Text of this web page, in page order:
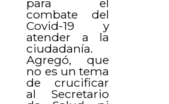
para el
combate del
Covid-19 y
atender a la
ciudadanía.
Agregó, que
no es un tema
de crucificar
al Secretario